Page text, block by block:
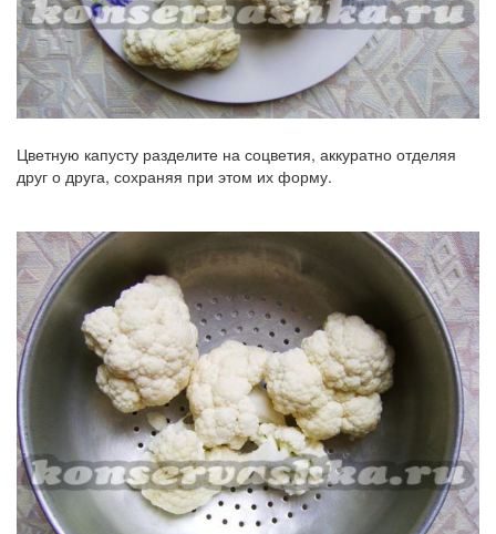
Цветную капусту разделите на соцветия, аккуратно отделяя
друг о друга, сохраняя при этом их форму.